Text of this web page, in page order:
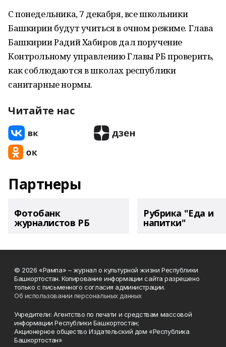
С понедельника, 7 декабря, все школьники
Башкирии будут учиться в очном режиме. Глава
Башкирии Радий Хабиров дал поручение
Контрольному управлению Главы РБ проверить,
как соблюдаются в школах республики
санитарные нормы.
Читайте нас
Партнеры
Фотобанк
журналистов РБ
Рубрика "Еда и
напитки"
© 2026 «Рампа» – журнал о культурной жизни Республики
Башкортостан. Копирование информации сайта разрешено
только с письменного согласия администрации.
Об использовании персональных данных
Учредители: Агентство по печати и средствам массовой
информации Республики Башкортостан;
Акционерное общество Издательский дом «Республика
Башкортостан»